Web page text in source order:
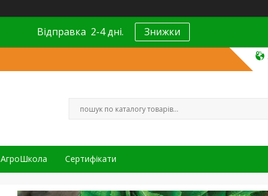
Відправка 2-4 дні. Знижки
АгроШкола Сертифікати